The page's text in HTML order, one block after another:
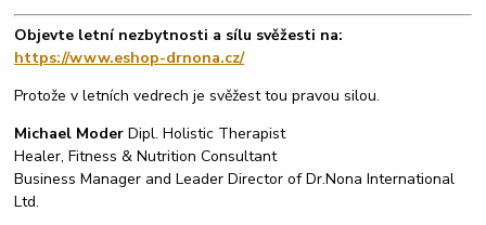
Objevte letní nezbytnosti a sílu svěžesti na:
https://www.eshop-drnona.cz/
Protože v letních vedrech je svěžest tou pravou silou.
Michael Moder Dipl. Holistic Therapist
Healer, Fitness & Nutrition Consultant
Business Manager and Leader Director of Dr.Nona International
Ltd.